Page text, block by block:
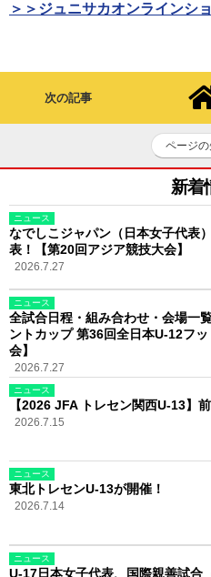
＞＞ジュニサカオンラインシ
次の記事
ページ
新着
ニュース
なでしこジャパン（日本女子代表
表！【第20回アジア競技大会】
2026.7.27
ニュース
全試合日程・組み合わせ・会場一
ントカップ 第36回全日本U-12フ
会】
2026.7.27
ニュース
【2026 JFA トレセン関西U-13】
2026.7.15
ニュース
東北トレセンU-13が開催！
2026.7.14
ニュース
U-17日本女子代表、国際親善試合